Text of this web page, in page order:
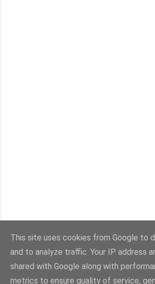
Con la tecnología de
Imágenes del tema:sebastian-
This site uses cookies from Google to
and to analyze traffic. Your IP address
shared with Google along with
metrics to ensure quality of service,